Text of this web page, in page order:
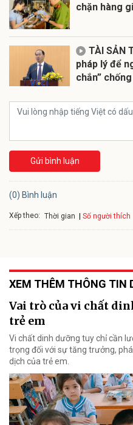
chặn hàng
TÀI SẢN
pháp lý để
chắn”
Gửi bình luận
(0) Bình luận
Xếp theo: Thời gian Số người thích
XEM THÊM THÔNG TIN
Vai trò của vi chất
trẻ em
Vi chất dinh dưỡng tuy chỉ cần
trọng đối với sự tăng trưởng,
dịch của trẻ em.